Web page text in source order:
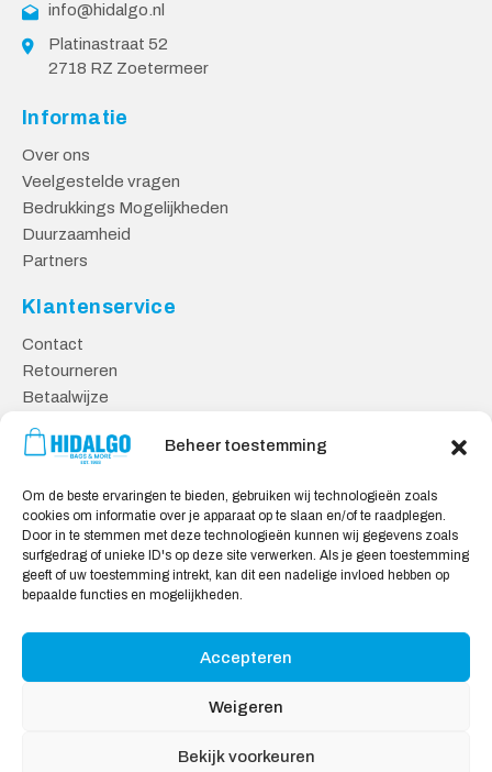
Beheer toestemming
Om de beste ervaringen te bieden, gebruiken wij technologieën zoals
cookies om informatie over je apparaat op te slaan en/of te raadplegen.
Door in te stemmen met deze technologieën kunnen wij gegevens zoals
surfgedrag of unieke ID's op deze site verwerken. Als je geen toestemming
geeft of uw toestemming intrekt, kan dit een nadelige invloed hebben op
bepaalde functies en mogelijkheden.
Accepteren
Weigeren
Bekijk voorkeuren
info@hidalgo.nl
Platinastraat 52
2718 RZ Zoetermeer
Informatie
Over ons
Veelgestelde vragen
Bedrukkings Mogelijkheden
Duurzaamheid
Partners
Klantenservice
Contact
Retourneren
Betaalwijze
Veilig Shoppen
Algemene Voorwaarden
Privacy Verklaring
Cookie Verklaring
Aansprakelijkheid